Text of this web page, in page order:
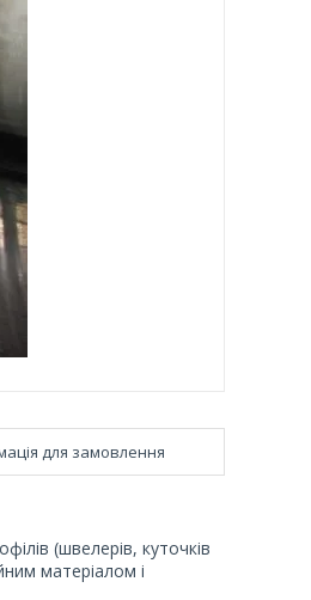
для замовлення
(швелерів, куточків
матеріалом і